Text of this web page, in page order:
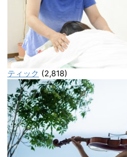
ティック (2,818)